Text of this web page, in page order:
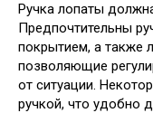
Ручка лопаты
Предпочтительны
покрытием, а также
позволяющие
от ситуации.
ручкой, что удобно